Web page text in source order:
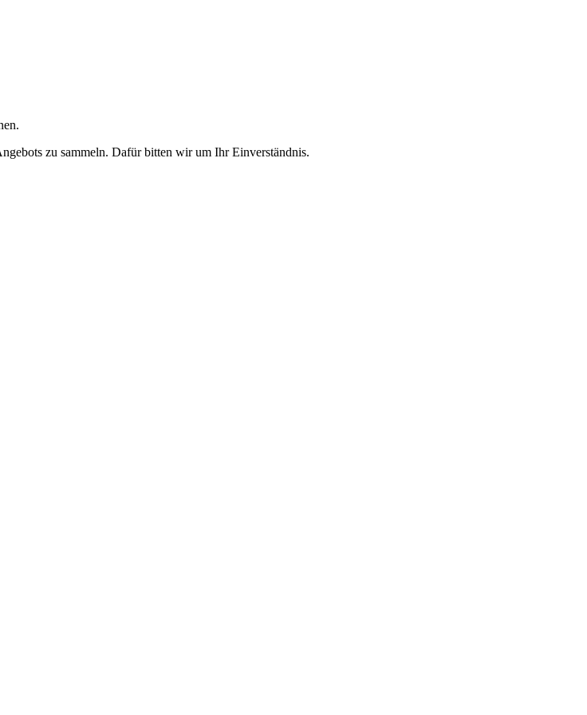
zu sammeln. Dafür bitten wir um Ihr Einverständnis.